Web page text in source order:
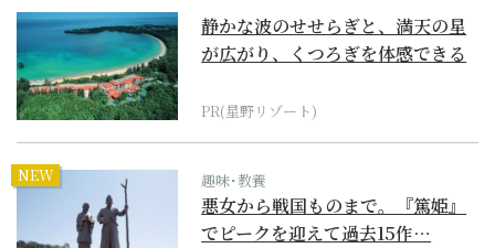
静かな波のせせらぎと、満天の星
が広がり、くつろぎを体感できる
PR(星野リゾート)
NEW 趣味･教養
悪女から戦国ものまで。『篤姫』
でピークを迎えて過去15作…